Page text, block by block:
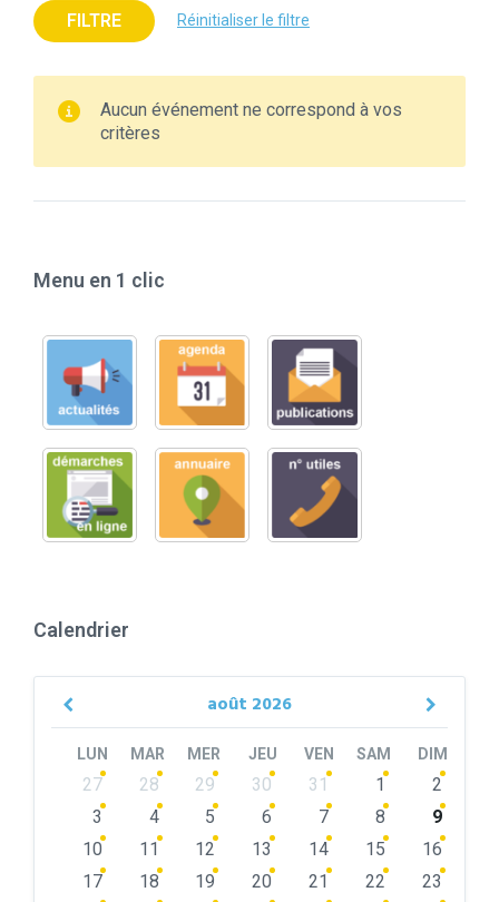
FILTRE Réinitialiser le filtre
Aucun événement ne correspond à vos
critères
Menu en 1 clic
Calendrier
août 2026
Previous
LUN MAR MER JEU VEN SAM DIM
Skip
calendar
27 28 29 30 31 1
2
3
4 5 6 7 8
9
10
11 12 13 14 15
16
17
18 19 20 21 22
23